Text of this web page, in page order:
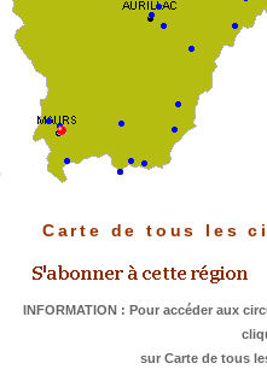
Carte de tous les
INFORMATION : Pour accéder aux
sur Carte de tous